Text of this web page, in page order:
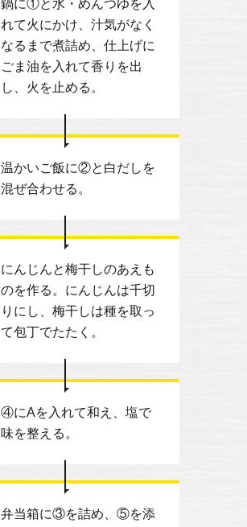
鍋に①と水・めんつゆを入
れて火にかけ、汁気がなく
なるまで煮詰め、仕上げに
ごま油を入れて香りを出
し、火を止める。
温かいご飯に②と白だしを
混ぜ合わせる。
にんじんと梅干しのあえも
のを作る。にんじんは千切
りにし、梅干しは種を取っ
て包丁でたたく。
④にAを入れて和え、塩で
味を整える。
弁当箱に③を詰め、⑤を添